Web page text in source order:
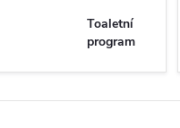
Toaletní
program